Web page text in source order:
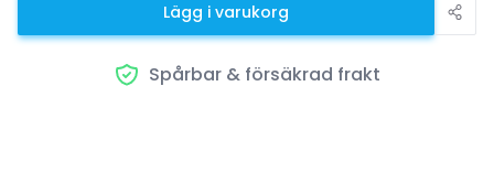
Lägg i varukorg
Spårbar & försäkrad frakt